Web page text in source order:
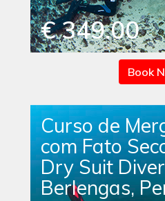
€ 349.00
Book
Curso de
com Fato
Dry Suit Diver
Berlengas,